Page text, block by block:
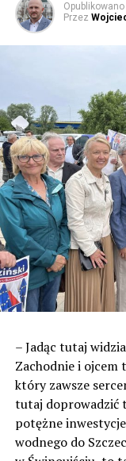
Opublikowano
Przez
– Jadąc tutaj
Zachodnie i ojcem
który zawsze
tutaj doprowadzić
potężne
wodnego do